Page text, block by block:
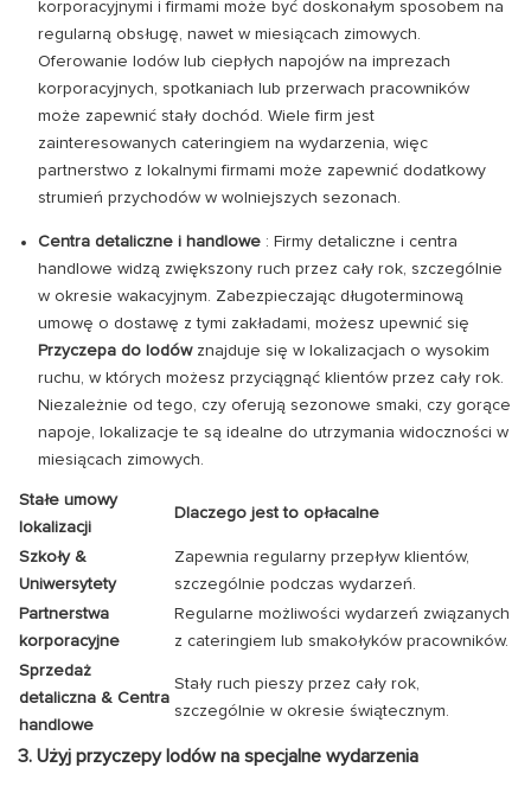
korporacyjnymi i firmami może być doskonałym sposobem na
regularną obsługę, nawet w miesiącach zimowych.
Oferowanie lodów lub ciepłych napojów na imprezach
korporacyjnych, spotkaniach lub przerwach pracowników
może zapewnić stały dochód. Wiele firm jest
zainteresowanych cateringiem na wydarzenia, więc
partnerstwo z lokalnymi firmami może zapewnić dodatkowy
strumień przychodów w wolniejszych sezonach.
Centra detaliczne i handlowe : Firmy detaliczne i centra
handlowe widzą zwiększony ruch przez cały rok, szczególnie
w okresie wakacyjnym. Zabezpieczając długoterminową
umowę o dostawę z tymi zakładami, możesz upewnić się
Przyczepa do lodów znajduje się w lokalizacjach o wysokim
ruchu, w których możesz przyciągnąć klientów przez cały rok.
Niezależnie od tego, czy oferują sezonowe smaki, czy gorące
napoje, lokalizacje te są idealne do utrzymania widoczności w
miesiącach zimowych.
Stałe umowy
lokalizacji
Dlaczego jest to opłacalne
Szkoły &
Uniwersytety
Zapewnia regularny przepływ klientów,
szczególnie podczas wydarzeń.
Partnerstwa
korporacyjne
Regularne możliwości wydarzeń związanych
z cateringiem lub smakołyków pracowników.
Sprzedaż
detaliczna & Centra
handlowe
Stały ruch pieszy przez cały rok,
szczególnie w okresie świątecznym.
3. Użyj przyczepy lodów na specjalne wydarzenia